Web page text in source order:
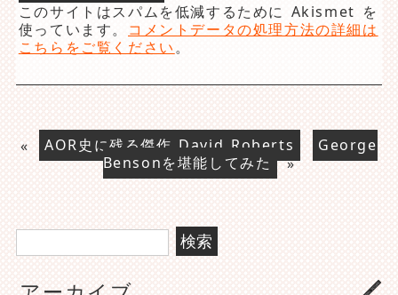
このサイトはスパムを低減するために Akismet を
使っています。 コメントデータの処理方法の詳細は
こちらをご覧ください。
« AOR史に残る傑作 David Roberts
George
Bensonを堪能してみた »
検
索: